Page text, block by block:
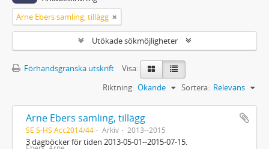
Arne Ebers samling, tillägg
Utökade sökmöjligheter
Förhandsgranska utskrift
Visa:
Sortera: Relevans
Riktning: Ökande
Arne Ebers samling, tillägg
SE S-HS Acc2014/44 Arkiv 2013--2015
3 dagböcker för tiden 2013-05-01--2015-07-15.